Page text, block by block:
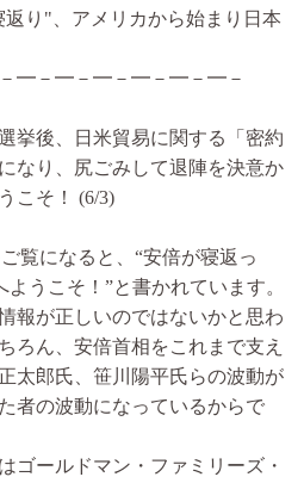
返り"、アメリカから始まり日本
━－━－━－━－━－━－
挙後、日米貿易に関する「密約
なり、尻ごみして退陣を決意か
こそ！ (6/3)
覧になると、“安倍が寝返っ
うこそ！”と書かれています。
報が正しいのではないかと思わ
ろん、安倍首相をこれまで支え
太郎氏、笹川陽平氏らの波動が
者の波動になっているからで
ールドマン・ファミリーズ・